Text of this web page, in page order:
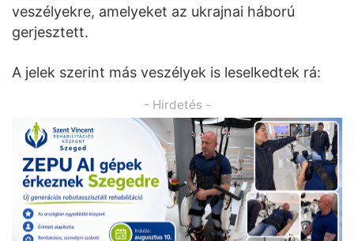
veszélyekre, amelyeket az ukrajnai háború
gerjesztett.
A jelek szerint más veszélyek is leselkedtek rá:
- Hirdetés -